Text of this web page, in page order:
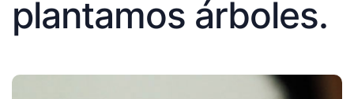
plantamos árboles.